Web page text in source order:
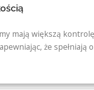
mają większą
że spełniają